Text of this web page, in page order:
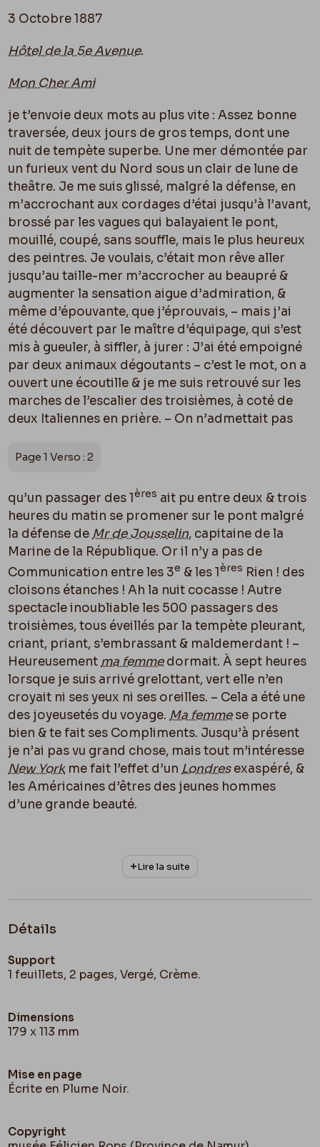
3 Octobre 1887
Hôtel de la 5e Avenue.
Mon Cher Ami
je t’envoie deux mots au plus vite : Assez bonne
traversée, deux jours de gros temps, dont une
nuit de tempète superbe. Une mer démontée par
un furieux vent du Nord sous un clair de lune de
theâtre. Je me suis glissé, malgré la défense, en
m’accrochant aux cordages d’étai jusqu’à l’avant,
brossé par les vagues qui balayaient le pont,
mouillé, coupé, sans souffle, mais le plus heureux
des peintres. Je voulais, c’était mon rêve aller
jusqu’au taille-mer m’accrocher au beaupré &
augmenter la sensation aigue d’admiration, &
même d’épouvante, que j’éprouvais, – mais j’ai
été découvert par le maître d’équipage, qui s’est
mis à gueuler, à siffler, à jurer : J’ai été empoigné
par deux animaux dégoutants – c’est le mot, on a
ouvert une écoutille & je me suis retrouvé sur les
marches de l’escalier des troisièmes, à coté de
deux Italiennes en prière. – On n’admettait pas
Page 1 Verso : 2
qu’un passager des 1ères ait pu entre deux & trois
heures du matin se promener sur le pont malgré
la défense de Mr de Jousselin, capitaine de la
Marine de la République. Or il n’y a pas de
Communication entre les 3e & les 1ères Rien ! des
cloisons étanches ! Ah la nuit cocasse ! Autre
spectacle inoubliable les 500 passagers des
troisièmes, tous éveillés par la tempète pleurant,
criant, priant, s’embrassant & maldemerdant ! –
Heureusement ma femmedormait. À sept heures
lorsque je suis arrivé grelottant, vert elle n’en
croyait ni ses yeux ni ses oreilles. – Cela a été une
des joyeusetés du voyage. Ma femmese porte
bien & te fait ses Compliments. Jusqu’à présent
je n’ai pas vu grand chose, mais tout m’intéresse
New Yorkme fait l’effet d’un Londresexaspéré, &
les Américaines d’êtres des jeunes hommes
d’une grande beauté.
avant de remonterl’Hudsonpour gagner les lacs.
Merci d’être venu me donner « le coup de l’étrier
Lire la suite
Détails
Support
1 feuillets, 2 pages, Vergé, Crème.
Dimensions
179 x 113 mm
Mise en page
Écrite en Plume Noir.
Copyright